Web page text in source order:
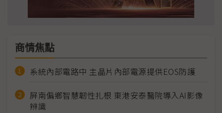
商情焦點
系統內部電路中 主晶片內部電源提供EOS防護
屏南偏鄉智慧韌性扎根 東港安泰醫院導入AI影像
辨識